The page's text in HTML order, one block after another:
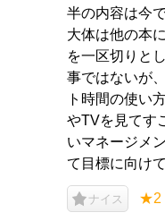
半の内容は今
大体は他の本
を一区切りと
事ではないが
ト時間の使い
やTVを見てす
いマネージメ
て目標に向け
ナイス ★2